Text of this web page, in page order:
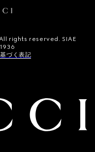
rights reserved. SIAE
づく表記